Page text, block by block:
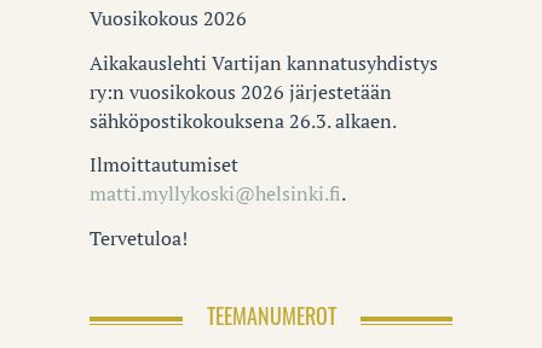
Vuosikokous 2026
Aikakauslehti Vartijan kannatusyhdistys
ry:n vuosikokous 2026 järjestetään
sähköpostikokouksena 26.3. alkaen.
Ilmoittautumiset
matti.myllykoski@helsinki.fi.
Tervetuloa!
TEEMANUMEROT